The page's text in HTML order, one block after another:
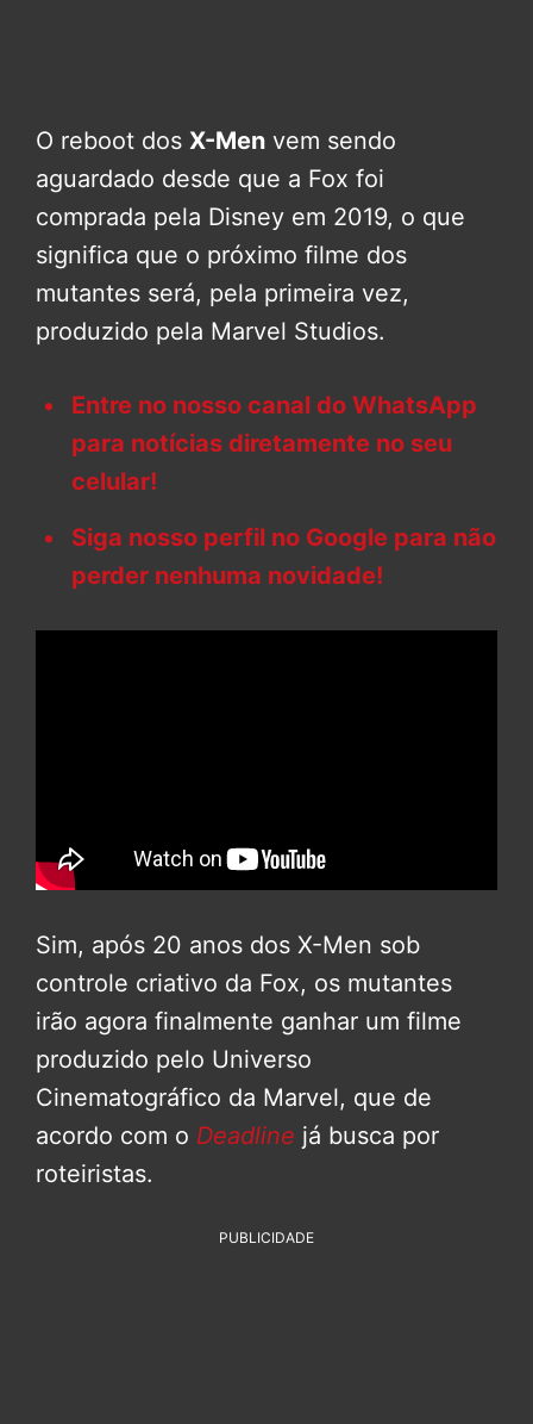
O reboot dos X-Men vem sendo
aguardado desde que a Fox foi
comprada pela Disney em 2019, o que
significa que o próximo filme dos
mutantes será, pela primeira vez,
produzido pela Marvel Studios.
Entre no nosso canal do WhatsApp
para notícias diretamente no seu
celular!
Siga nosso perfil no Google para não
perder nenhuma novidade!
Sim, após 20 anos dos X-Men sob
controle criativo da Fox, os mutantes
irão agora finalmente ganhar um filme
produzido pelo Universo
Cinematográfico da Marvel, que de
acordo com o Deadline já busca por
roteiristas.
PUBLICIDADE